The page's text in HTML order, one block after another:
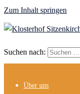
Zum Inhalt springen
Suchen nach:
Über uns